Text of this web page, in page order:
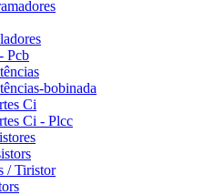
Pcb
bobinada
Ci
Ci - Plcc
/ Tiristor